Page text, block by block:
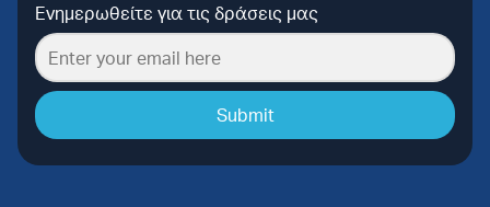
Ενημερωθείτε για τις δράσεις μας
Submit